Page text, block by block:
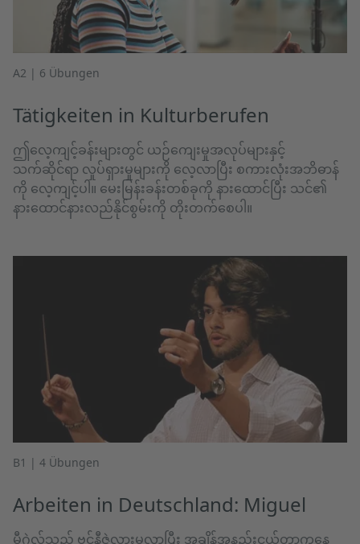
A2 | 6 Übungen
Tätigkeiten in Kulturberufen
ဤလေ့ကျင့်ခန်းများတွင် ယဉ်ကျေးမှုအလုပ်များနှင့်
သက်ဆိုင်ရာ လှုပ်ရှားမှုများကို လေ့လာပြီး စကားလုံးအဘိဓာန်
ကို လေ့ကျင့်ပါ။ မေးမြန်းခန်းတစ်ခုကို နားထောင်ပြီး သင်၏
နားထောင်နားလည်နိုင်စွမ်းကို တိုးတက်စေပါ။
B1 | 4 Übungen
Arbeiten in Deutschland: Miguel
မီဂွဲလ်သည် ဗင်နီဇွဲလားမှလာပြီး အချိန်အနည်းငယ်တာကနေ